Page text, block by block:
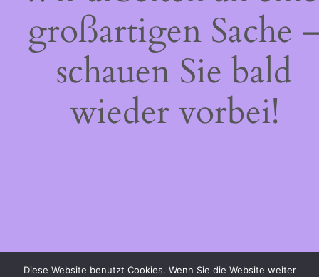
großartigen Sache
schauen Sie bald
wieder vorbei!
Diese Website benutzt Cookies. Wenn Sie die Website weiter